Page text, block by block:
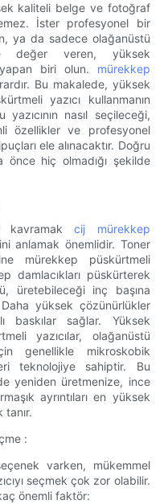
kaliteli belge ve fotoğraf
İster profesyonel bir
ya da sadece olağanüstü
değer veren, yüksek
yapan biri olun. mürekkep
Bu makalede, yüksek
yazıcı kullanmanın
nasıl seçileceği,
özellikler ve profesyonel
ele alınacaktır. Doğru
önce hiç olmadığı şekilde
kavramakcij mürekkep
anlamak önemlidir. Toner
mürekkep püskürtmeli
damlacıkları püskürterek
üretebileceği inç başına
yüksek çözünürlükler
baskılar sağlar. Yüksek
yazıcılar, olağanüstü
genellikle mikroskobik
teknolojiye sahiptir. Bu
yeniden üretmenize, ince
ayrıntıları en yüksek
tanır.
:
varken, mükemmel
seçmek çok zor olabilir.
önemli faktör: